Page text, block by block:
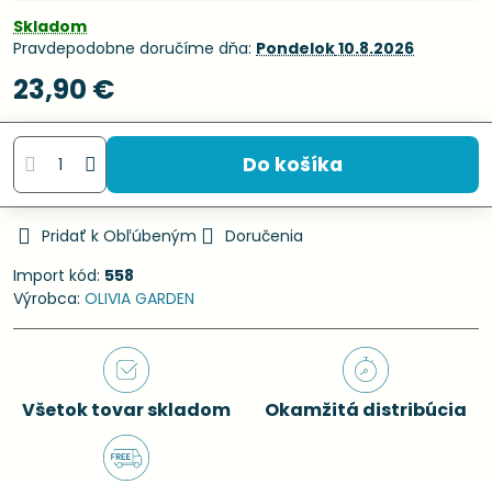
Skladom
Pravdepodobne doručíme dňa: Pondelok10.8.2026
23,90 €
Do košíka
Pridať k Obľúbeným
Doručenia
Import kód: 558
Výrobca: OLIVIA GARDEN
Všetok tovar skladom Okamžitá distribúcia